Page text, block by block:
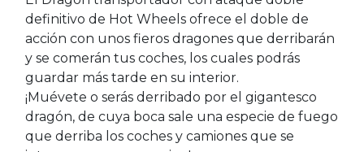
definitivo de Hot Wheels ofrece el doble de
acción con unos fieros dragones que derribarán
y se comerán tus coches, los cuales podrás
guardar más tarde en su interior.
¡Muévete o serás derribado por el gigantesco
dragón, de cuya boca sale una especie de fuego
que derriba los coches y camiones que se